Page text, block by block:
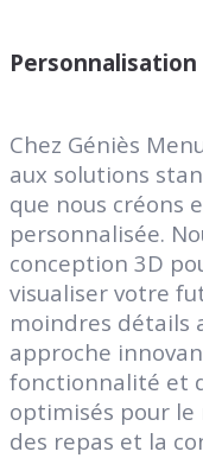
Chez Géniès
aux solutions
que nous créons
personnalisée.
conception 3D
visualiser votre
moindres détails
approche
fonctionnalité et
optimisés pour
des repas et la